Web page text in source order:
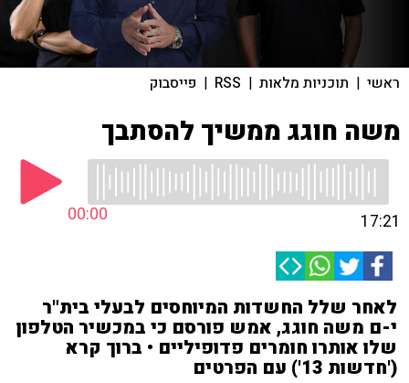
ראשי | תוכניות מלאות |
RSS
| פייסבוק
משה חוגג ממשיך להסתבך
00:00 17:21
לאחר שלל החשדות המיוחסים לבעלי בית"ר
י-ם משה חוגג, אמש פורסם כי במכשיר הטלפון
שלו אותרו חומרים פדופיליים • ברוך קרא
('חדשות 13') עם הפרטים